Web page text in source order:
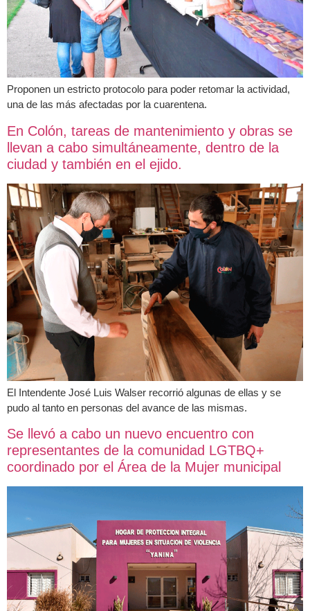
Proponen un estricto protocolo para poder retomar la actividad,
una de las más afectadas por la cuarentena.
En Colón, tareas de mantenimiento y obras se
llevan a cabo simultáneamente, dentro de la
ciudad y también en el ejido.
El Intendente José Luis Walser recorrió algunas de ellas y se
pudo al tanto en personas del avance de las mismas.
Se llevó a cabo un nuevo encuentro con
representantes de la comunidad LGTBQ+
coordinado por el Área de la Mujer municipal